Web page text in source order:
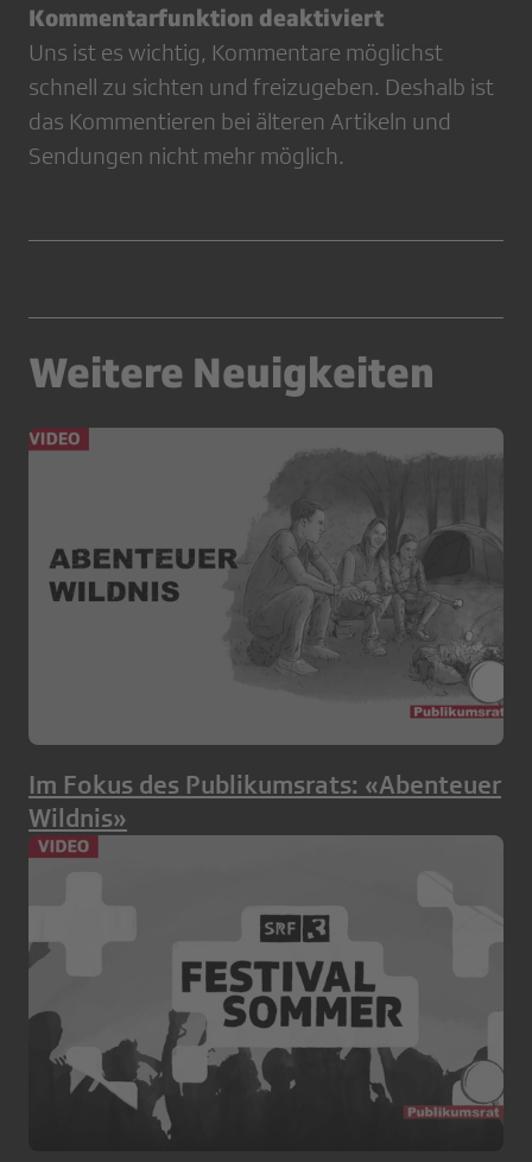
Kommentarfunktion deaktiviert
Uns ist es wichtig, Kommentare möglichst
schnell zu sichten und freizugeben. Deshalb ist
das Kommentieren bei älteren Artikeln und
Sendungen nicht mehr möglich.
Weitere Neuigkeiten
Im Fokus des Publikumsrats: «Abenteuer
Wildnis»